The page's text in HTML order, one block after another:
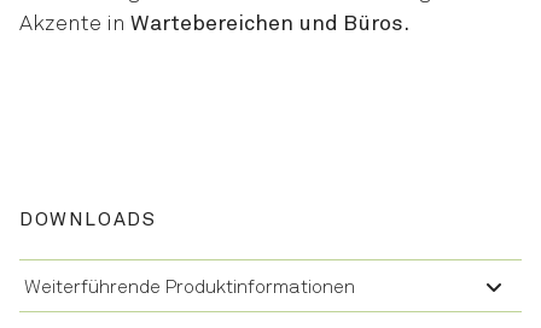
Akzente in Wartebereichen und Büros.
DOWNLOADS
Weiterführende Produktinformationen